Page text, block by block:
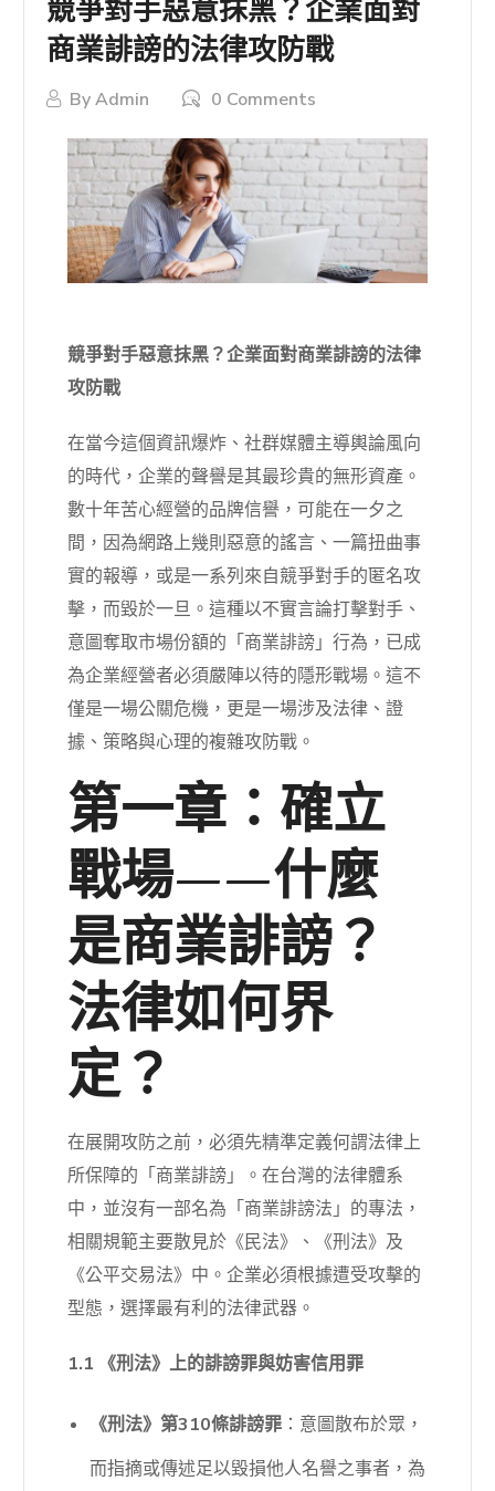
競爭對手惡意抹黑？企業面對
商業誹謗的法律攻防戰
ByAdmin 0 Comments
競爭對手惡意抹黑？企業面對商業誹謗的法律
攻防戰
在當今這個資訊爆炸、社群媒體主導輿論風向
的時代，企業的聲譽是其最珍貴的無形資產。
數十年苦心經營的品牌信譽，可能在一夕之
間，因為網路上幾則惡意的謠言、一篇扭曲事
實的報導，或是一系列來自競爭對手的匿名攻
擊，而毀於一旦。這種以不實言論打擊對手、
意圖奪取市場份額的「商業誹謗」行為，已成
為企業經營者必須嚴陣以待的隱形戰場。這不
僅是一場公關危機，更是一場涉及法律、證
據、策略與心理的複雜攻防戰。
第一章：確立
戰場——什麼
是商業誹謗？
法律如何界
定？
在展開攻防之前，必須先精準定義何謂法律上
所保障的「商業誹謗」。在台灣的法律體系
中，並沒有一部名為「商業誹謗法」的專法，
相關規範主要散見於《民法》、《刑法》及
《公平交易法》中。企業必須根據遭受攻擊的
型態，選擇最有利的法律武器。
1.1 《刑法》上的誹謗罪與妨害信用罪
《刑法》第310條誹謗罪 ：意圖散布於眾，
而指摘或傳述足以毀損他人名譽之事者，為